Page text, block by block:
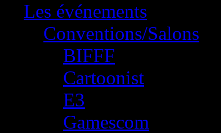
Les événements
Conventions/Salons
BIFFF
Cartoonist
E3
Gamescom